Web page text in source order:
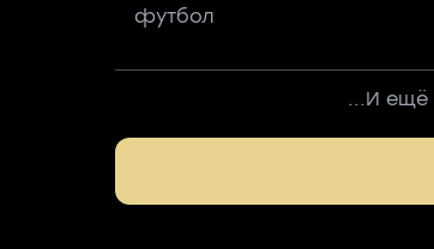
футбол
...И ещё